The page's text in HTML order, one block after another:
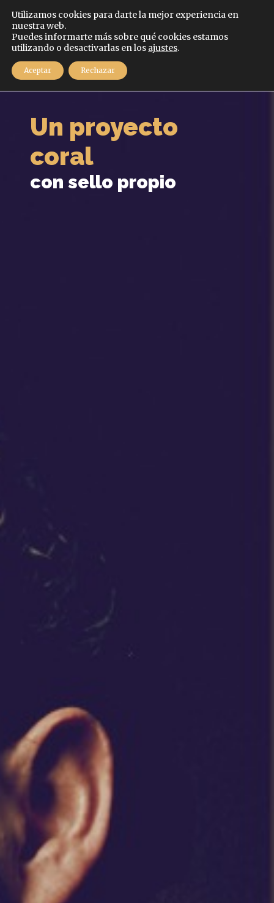
MENÚ
Un proyecto
coral
con sello propio
Español
Utilizamos cookies para darte la mejor experiencia en
nuestra web.
Puedes informarte más sobre qué cookies estamos
utilizando o desactivarlas en los ajustes.
Aceptar Rechazar